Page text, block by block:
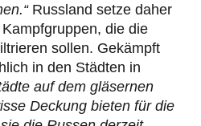
Russland setze daher
die die
sollen. Gekämpft
in den Städten in
auf dem gläsernen
Deckung bieten für die